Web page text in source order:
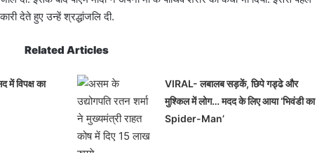
देते हुए उन्हें श्रद्धांजलि दी.
Related Articles
में विपक्ष का
VIRAL- लबालब सड़कें, छिपे गड्ढे और
मुश्किल में लोग… मदद के लिए आया ‘भिवंडी का
Spider-Man’